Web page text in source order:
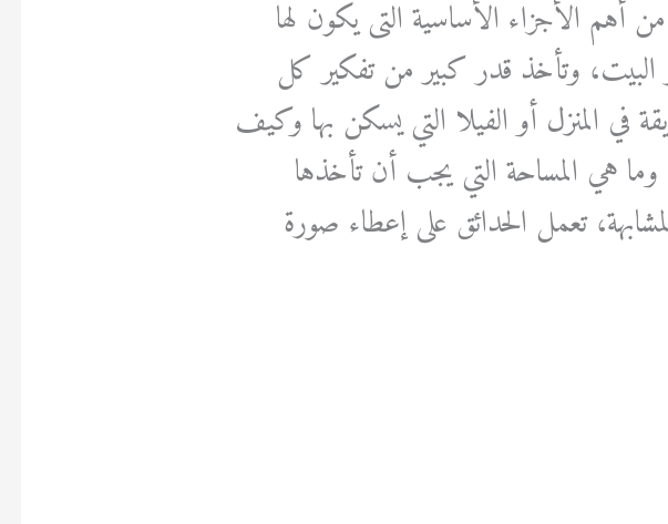
أهم الأجزاء الأساسية التى يكون لها
البيت، وتأخذ قدر كبير من تفكير كل
المنزل أو الفيلا التي يسكن بها وكيف
هي المساحة التي يجب أن تأخذها
تعمل الحدائق على إعطاء صورة